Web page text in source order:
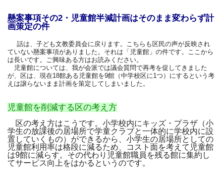
懸案事項その2・児童館半減計画はそのまま変わらず計
画策定の件
話は、子ども文教委員会に戻ります。こちらも区民の声が反映され
ていない懸案事項がありました。それは「児童館」の件です。ここから
は長いです。ご興味ある方はお読みください。
児童館については、我が会派では議会質問で再考を促してきました
が、区は、現在18館ある児童館を9館（中学校区に1つ）にするという考
えは譲らないまま計画を策定してしまいました。
児童館を削減する区の考え方
区の考え方はこうです。小学校内にキッズ・プラザ（小
学生の放課後の居場所で学童クラブと一体的に学校内に設
置していくもの）ができるから、小学生の居場所としての
児童館利用率は格段に減るため、コスト面を考えて児童館
は9館に減らす。その代わり児童館職員を残る館に集約し
てサービス向上をはかるというのです。